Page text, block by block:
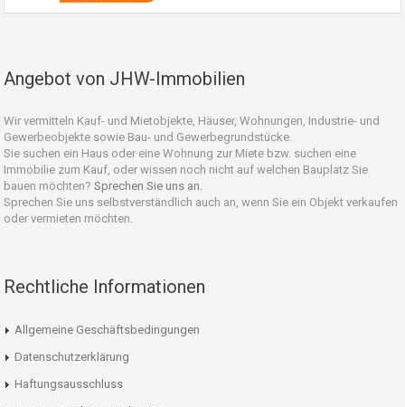
Angebot von JHW-Immobilien
Wir vermitteln Kauf- und Mietobjekte, Häuser, Wohnungen, Industrie- und
Gewerbeobjekte sowie Bau- und Gewerbegrundstücke.
Sie suchen ein Haus oder eine Wohnung zur Miete bzw. suchen eine
Immobilie zum Kauf, oder wissen noch nicht auf welchen Bauplatz Sie
bauen möchten? Sprechen Sie uns an.
Sprechen Sie uns selbstverständlich auch an, wenn Sie ein Objekt verkaufen
oder vermieten möchten.
Rechtliche Informationen
Allgemeine Geschäftsbedingungen
Datenschutzerklärung
Haftungsausschluss